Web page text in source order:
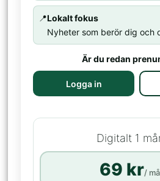
📍Lokalt fokus
Nyheter som berör dig och
Är du redan
Logga in
Digitalt 1
69 kr/